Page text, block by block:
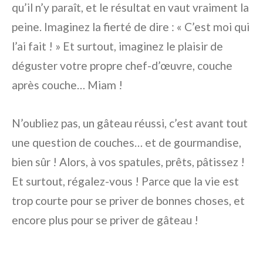
qu’il n’y paraît, et le résultat en vaut vraiment la
peine. Imaginez la fierté de dire : « C’est moi qui
l’ai fait ! » Et surtout, imaginez le plaisir de
déguster votre propre chef-d’œuvre, couche
après couche… Miam !
N’oubliez pas, un gâteau réussi, c’est avant tout
une question de couches… et de gourmandise,
bien sûr ! Alors, à vos spatules, prêts, pâtissez !
Et surtout, régalez-vous ! Parce que la vie est
trop courte pour se priver de bonnes choses, et
encore plus pour se priver de gâteau !